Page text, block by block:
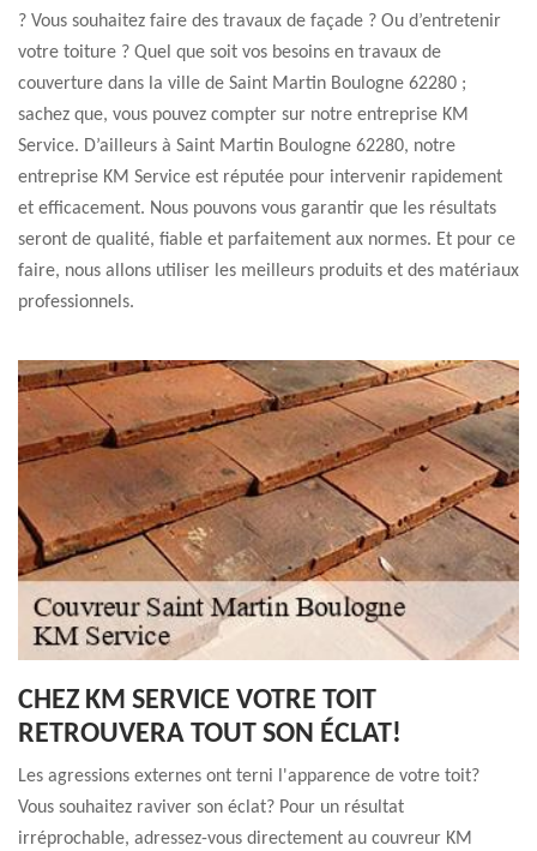
? Vous souhaitez faire des travaux de façade ? Ou d’entretenir
votre toiture ? Quel que soit vos besoins en travaux de
couverture dans la ville de Saint Martin Boulogne 62280 ;
sachez que, vous pouvez compter sur notre entreprise KM
Service. D’ailleurs à Saint Martin Boulogne 62280, notre
entreprise KM Service est réputée pour intervenir rapidement
et efficacement. Nous pouvons vous garantir que les résultats
seront de qualité, fiable et parfaitement aux normes. Et pour ce
faire, nous allons utiliser les meilleurs produits et des matériaux
professionnels.
CHEZ KM SERVICE VOTRE TOIT
RETROUVERA TOUT SON ÉCLAT!
Les agressions externes ont terni l'apparence de votre toit?
Vous souhaitez raviver son éclat? Pour un résultat
irréprochable, adressez-vous directement au couvreur KM